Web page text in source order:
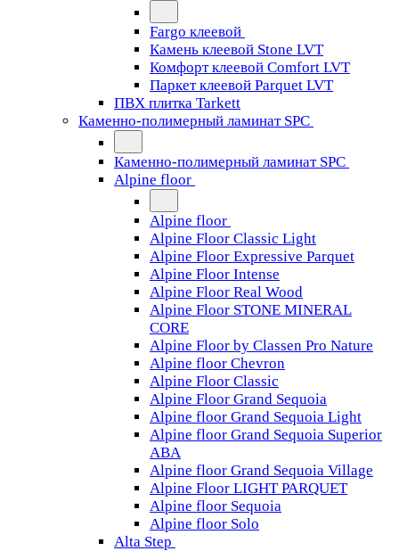
Fargo клеевой
Камень клеевой Stone LVT
Комфорт клеевой Comfort LVT
Паркет клеевой Parquet LVT
ПВХ плитка Tarkett
Каменно-полимерный ламинат SPC
Каменно-полимерный ламинат SPC
Alpine floor
Alpine floor
Alpine Floor Classic Light
Alpine Floor Expressive Parquet
Alpine Floor Intense
Alpine Floor Real Wood
Alpine Floor STONE MINERAL
CORE
Alpine Floor by Classen Pro Nature
Alpine floor Chevron
Alpine Floor Classic
Alpine Floor Grand Sequoia
Alpine floor Grand Sequoia Light
Alpine floor Grand Sequoia Superior
ABA
Alpine floor Grand Sequoia Village
Alpine Floor LIGHT PARQUET
Alpine floor Sequoia
Alpine floor Solo
Alta Step